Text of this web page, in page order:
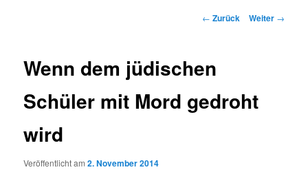
Beitragsnavigation
← Zurück Weiter →
Wenn dem jüdischen
Schüler mit Mord gedroht
wird
Veröffentlicht am2. November 2014